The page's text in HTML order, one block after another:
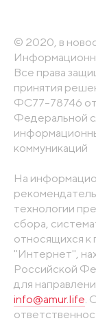
© 2020, в
Все права
принятия
ФС77-78746 от
Федеральной
коммуникаций
На
технологии
сбора,
относящихся к
"Интернет",
Российской
для
info@amur.life .